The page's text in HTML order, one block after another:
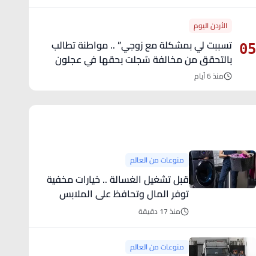
05
الأردن اليوم
تسببت لي بمشكلة مع زوجي” .. مواطنة تطالب
بالتحقق من مخالفة سُجلت بحقها في عجلون
منذ 6 أيام
منوعات من العالم
قبل تشغيل الغسالة .. خيارات مخفية
توفر المال وتحافظ على الملابس
منذ 17 دقيقة
منوعات من العالم